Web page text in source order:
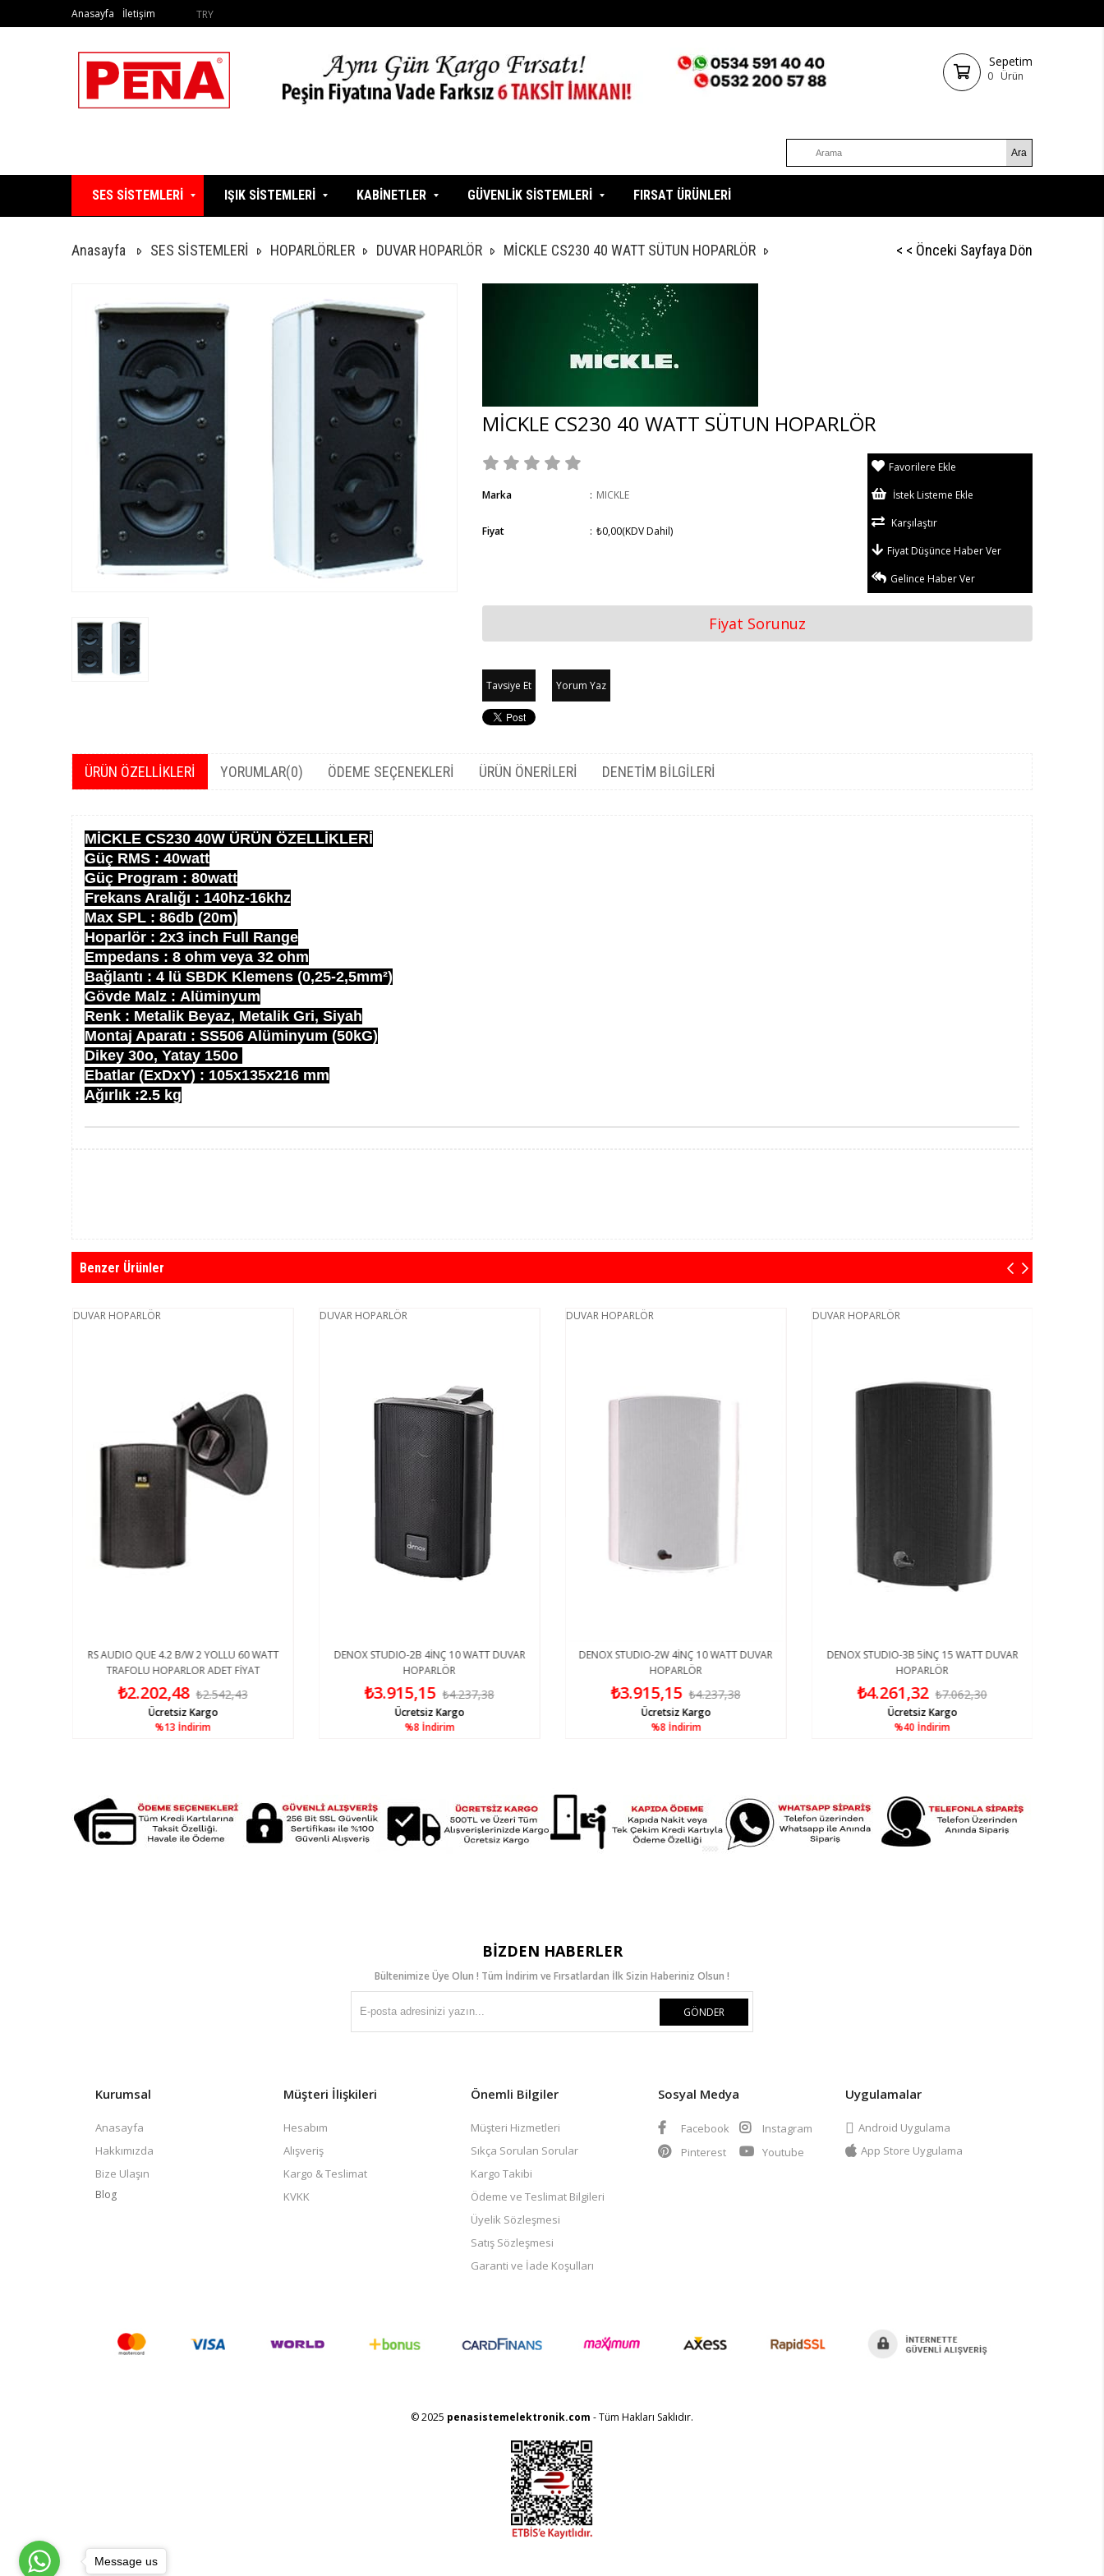
TRY
Anasayfa İletişim
Sepetim
0 Ürün
SES SİSTEMLERİ IŞIK SİSTEMLERİ KABİNETLER GÜVENLİK SİSTEMLERİ FIRSAT ÜRÜNLERİ
Anasayfa SES SİSTEMLERİ HOPARLÖRLER DUVAR HOPARLÖR MİCKLE CS230 40 WATT SÜTUN HOPARLÖR < < Önceki Sayfaya Dön
MİCKLE CS230 40 WATT SÜTUN HOPARLÖR
Marka : MICKLE
Fiyat : ₺0,00(KDV Dahil)
Favorilere Ekle
İstek Listeme Ekle
Karşılaştır
Fiyat Düşünce Haber Ver
Gelince Haber Ver
Fiyat Sorunuz
Tavsiye Et Yorum Yaz
ÜRÜN ÖZELLIKLERI YORUMLAR(0) ÖDEME SEÇENEKLERI ÜRÜN ÖNERILERI DENETIM BILGILERI
MİCKLE CS230 40W ÜRÜN ÖZELLİKLERİ
Güç RMS : 40watt
Güç Program : 80watt
Frekans Aralığı : 140hz-16khz
Max SPL : 86db (20m)
Hoparlör : 2x3 inch Full Range
Empedans : 8 ohm veya 32 ohm
Bağlantı : 4 lü SBDK Klemens (0,25-2,5mm²)
Gövde Malz : Alüminyum
Renk : Metalik Beyaz, Metalik Gri, Siyah
Montaj Aparatı : SS506 Alüminyum (50kG)
Dikey 30o, Yatay 150o
Ebatlar (ExDxY) : 105x135x216 mm
Ağırlık :2.5 kg
Benzer Ürünler
DUVAR HOPARLÖR
RS AUDIO QUE 4.2 B/W 2 YOLLU 60 WATT
TRAFOLU HOPARLOR ADET FİYAT
₺2.202,48 ₺2.542,43
%13 İndirim
Ücretsiz Kargo
DUVAR HOPARLÖR
DENOX STUDIO-2B 4İNÇ 10 WATT DUVAR
HOPARLÖR
₺3.915,15 ₺4.237,38
%8 İndirim
Ücretsiz Kargo
DUVAR HOPARLÖR
DENOX STUDIO-2W 4İNÇ 10 WATT DUVAR
HOPARLÖR
₺3.915,15 ₺4.237,38
%8 İndirim
Ücretsiz Kargo
DUVAR HOPARLÖR
DENOX STUDIO-3B 5İNÇ 15 WATT DUVAR
HOPARLÖR
₺4.261,32 ₺7.062,30
%40 İndirim
Ücretsiz Kargo
BIZDEN HABERLER
Bültenimize Üye Olun ! Tüm İndirim ve Fırsatlardan İlk Sizin Haberiniz Olsun !
GÖNDER
Kurumsal
Anasayfa
Hakkımızda
Bize Ulaşın
Blog
Müşteri İlişkileri
Hesabım
Alışveriş
Kargo & Teslimat
KVKK
Önemli Bilgiler
Müşteri Hizmetleri
Sıkça Sorulan Sorular
Kargo Takibi
Ödeme ve Teslimat Bilgileri
Üyelik Sözleşmesi
Satış Sözleşmesi
Garanti ve İade Koşulları
Sosyal Medya
Facebook
Instagram
Pinterest
Youtube
Uygulamalar
Android Uygulama
App Store Uygulama
© 2025 penasistemelektronik.com - Tüm Hakları Saklıdır.
Message us